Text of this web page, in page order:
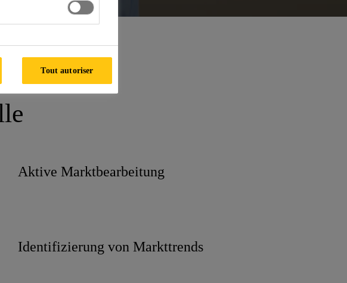
Aktive Marktbearbeitung
Identifizierung von Markttrends
Tout autoriser